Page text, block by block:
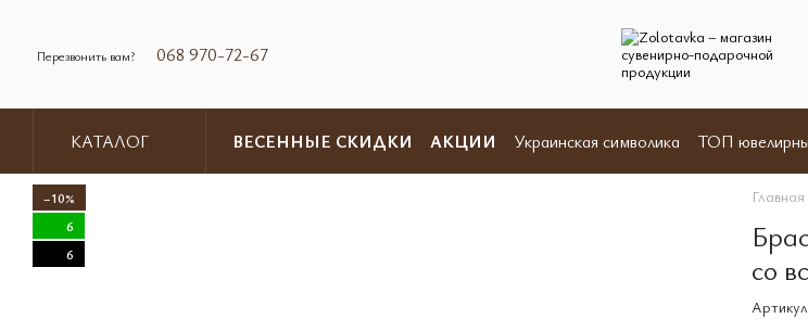
068 970-72-67
Перезвонить вам?
КАТАЛОГ ВЕСЕННЫЕ СКИДКИ АКЦИИ Украинская символика ТОП
−10%
6
6
Главная
со